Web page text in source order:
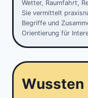
Wetter, Raumfahrt,
Sie vermittelt
Begriffe und
Orientierung für
Wussten